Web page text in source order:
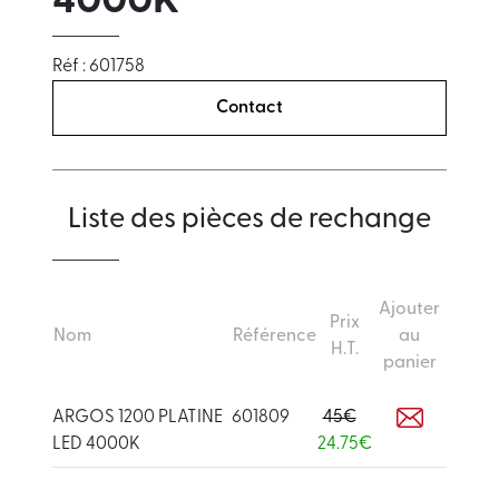
Réf : 601758
Contact
Liste des pièces de rechange
Nom Référence
Prix
H.T.
Ajouter
au
panier
ARGOS 1200 PLATINE
LED 4000K
601809
45€
24.75€